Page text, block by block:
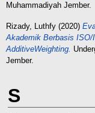
Muhammadiyah Jember.
Rizady, Luthfy (2020)
Akademik Berbasis ISO/
AdditiveWeighting.
Jember.
S